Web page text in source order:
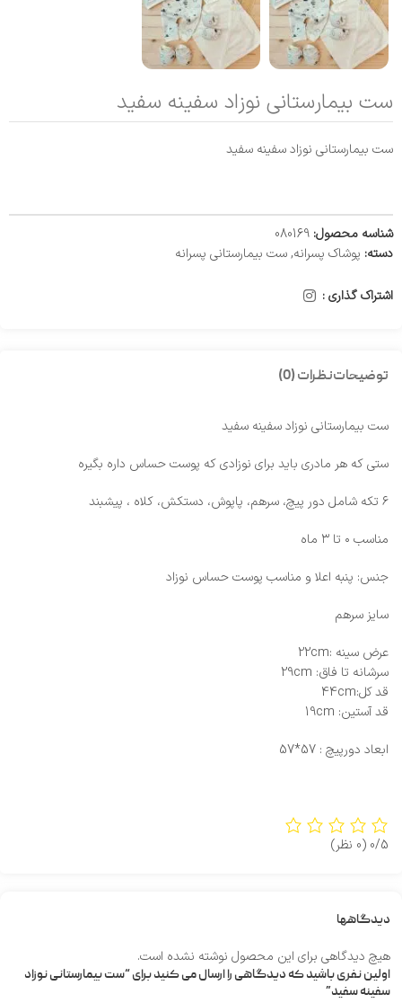
ست بیمارستانی نوزاد سفینه سفید
ست بیمارستانی نوزاد سفینه سفید
شناسه محصول: 080169
دسته: پوشاک پسرانه,ست بیمارستانی پسرانه
اشتراک گذاری :
توضیحاتنظرات (0)
ست بیمارستانی نوزاد سفینه سفید
ستی که هر مادری باید برای نوزادی که پوست حساس داره بگیره
۶ تکه شامل دور پیچ، سرهم، پاپوش، دستکش، کلاه ، پیشبند
مناسب ۰ تا ۳ ماه
جنس: پنبه اعلا و مناسب پوست حساس نوزاد
سایز سرهم
عرض سینه :22cm
سرشانه تا فاق: 29cm
قد کل:44cm
قد آستین: 19cm
ابعاد دورپیچ : 57*57
0/5 (0 نظر)
دیدگاهها
هیچ دیدگاهی برای این محصول نوشته نشده است.
اولین نفری باشید که دیدگاهی را ارسال می کنید برای “ست بیمارستانی نوزاد
سفینه سفید”